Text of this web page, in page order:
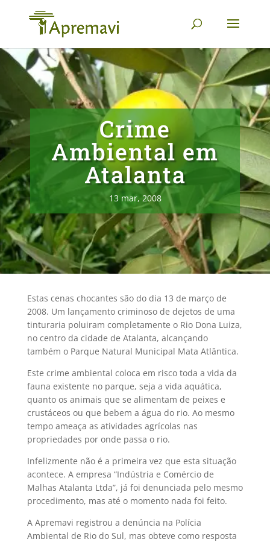
Crime
Ambiental em
Atalanta
13 mar, 2008
Estas cenas chocantes são do dia 13 de março de
2008. Um lançamento criminoso de dejetos de uma
tinturaria poluiram completamente o Rio Dona Luiza,
no centro da cidade de Atalanta, alcançando
também o Parque Natural Municipal Mata Atlântica.
Este crime ambiental coloca em risco toda a vida da
fauna existente no parque, seja a vida aquática,
quanto os animais que se alimentam de peixes e
crustáceos ou que bebem a água do rio. Ao mesmo
tempo ameaça as atividades agrícolas nas
propriedades por onde passa o rio.
Infelizmente não é a primeira vez que esta situação
acontece. A empresa “Indústria e Comércio de
Malhas Atalanta Ltda”, já foi denunciada pelo mesmo
procedimento, mas até o momento nada foi feito.
A Apremavi registrou a denúncia na Polícia
Ambiental de Rio do Sul, mas obteve como resposta